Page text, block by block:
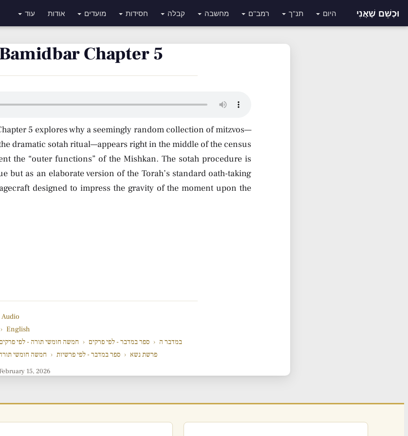
וּכְשֵׁם שֶׁאֲנִי היום תנ"ך רמב"ם מחשבה קבלה חסידות מועדים אודות עוד
Bamidbar Chapter 5
5 explores why a seemingly random collection of mitzvos—
dramatic sotah ritual—appears right in the middle of the census
the “outer functions” of the Mishkan. The sotah procedure is
but as an elaborate version of the Torah’s standard oath-taking
designed to impress the gravity of the moment upon the
Audio
› English
חמשה חומשי תורה - לפי › ספר במדבר - לפי פרקים › במדבר ה
חמשה חומשי › ספר במדבר - לפי פרשיות › פרשת נשא
February 15, 2026